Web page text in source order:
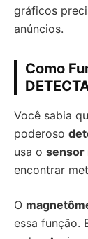
gráficos
anúncios.
Como
Você sabia
poderoso
usa o sensor
encontrar
O
essa função.